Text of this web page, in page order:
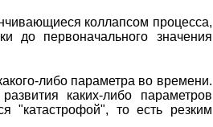
коллапсом процесса,
до первоначального значения
либо параметра во времени.
каких-либо параметров
"катастрофой", то есть резким